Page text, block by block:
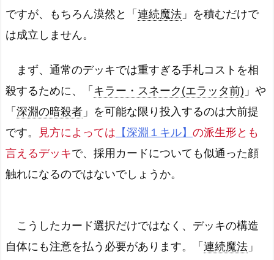
ですが、もちろん漠然と「 連続魔法 」を積むだけで
は成立しません。
まず、通常のデッキでは重すぎる手札コストを相
殺するために、「 キラー・スネーク(エラッタ前) 」や
「 深淵の暗殺者 」を可能な限り投入するのは大前提
です。
見方によっては 【深淵１キル】 の派生形とも
言えるデッキで、採用カードについても似通った顔
触れになるのではないでしょうか。
こうしたカード選択だけではなく、デッキの構造
自体にも注意を払う必要があります。「 連続魔法 」